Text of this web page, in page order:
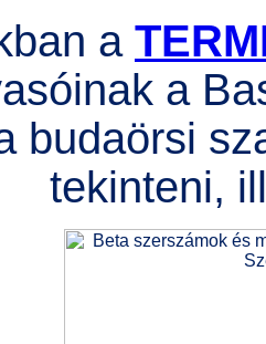
a
a
budaörsi
tekinteni,